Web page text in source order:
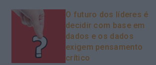
O futuro dos líderes é
decidir com base em
dados e os dados
exigem pensamento
crítico